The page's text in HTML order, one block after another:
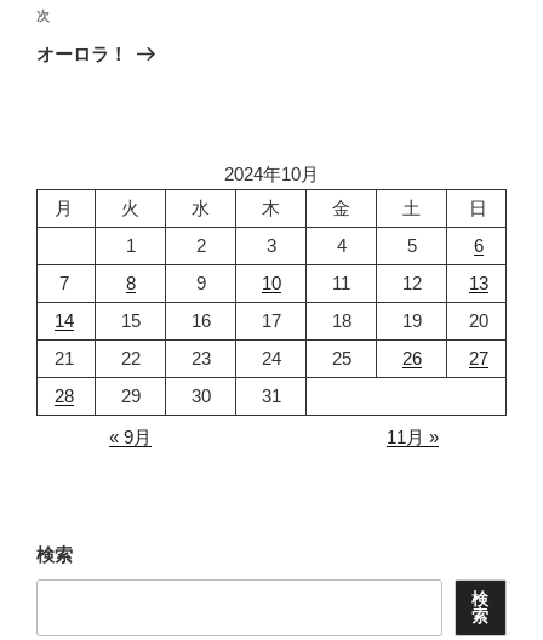
ゲ
ー
次
の
次
オーロラ！
2024年10月
月
火 水 木 金 土
日
1
2 3 4 5
6
7
8 9 10 11 12
13
14
15 16 17 18 19
20
21
22 23 24 25 26
27
28
29 30
31
« 9月
11月 »
検索
検
索